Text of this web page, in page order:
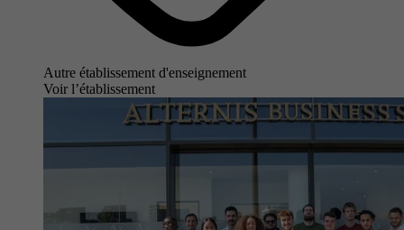
Autre établissement d'enseignement
Voir l’établissement